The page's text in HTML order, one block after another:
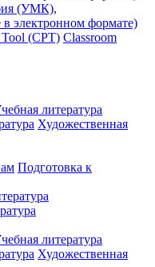
(УМК),
электронном формате)
Classroom
литература
Художественная
Подготовка к
литература
Художественная